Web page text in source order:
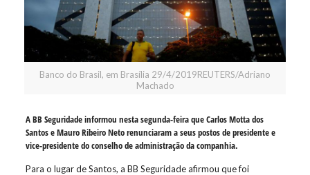
Banco do Brasil, em Brasília 29/4/2019REUTERS/Adriano
Machado
A BB Seguridade informou nesta segunda-feira que Carlos Motta dos
Santos e Mauro Ribeiro Neto renunciaram a seus postos de presidente e
vice-presidente do conselho de administração da companhia.
Para o lugar de Santos, a BB Seguridade afirmou que foi